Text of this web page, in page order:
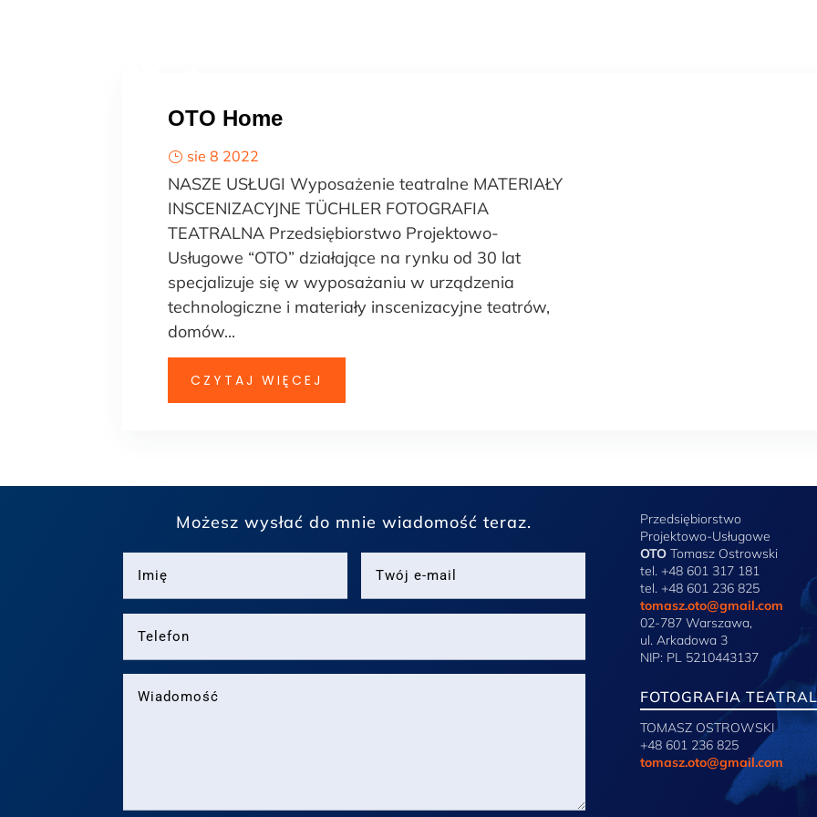
OTO Home
sie 8 2022
NASZE USŁUGI Wyposażenie teatralne MATERIAŁY
INSCENIZACYJNE TÜCHLER FOTOGRAFIA
TEATRALNA Przedsiębiorstwo Projektowo-
Usługowe “OTO” działające na rynku od 30 lat
specjalizuje się w wyposażaniu w urządzenia
technologiczne i materiały inscenizacyjne teatrów,
domów...
CZYTAJ WIĘCEJ
Możesz wysłać do mnie wiadomość teraz.
Przedsiębiorstwo
Projektowo-Usługowe
OTOTomasz Ostrowski
tel. +48 601 317 181
tel. +48 601 236 825
tomasz.oto@gmail.com
02-787 Warszawa,
ul. Arkadowa 3
NIP: PL 5210443137
FOTOGRAFIA
TOMASZ OSTROWSKI
+48 601 236 825
tomasz.oto@gmail.com